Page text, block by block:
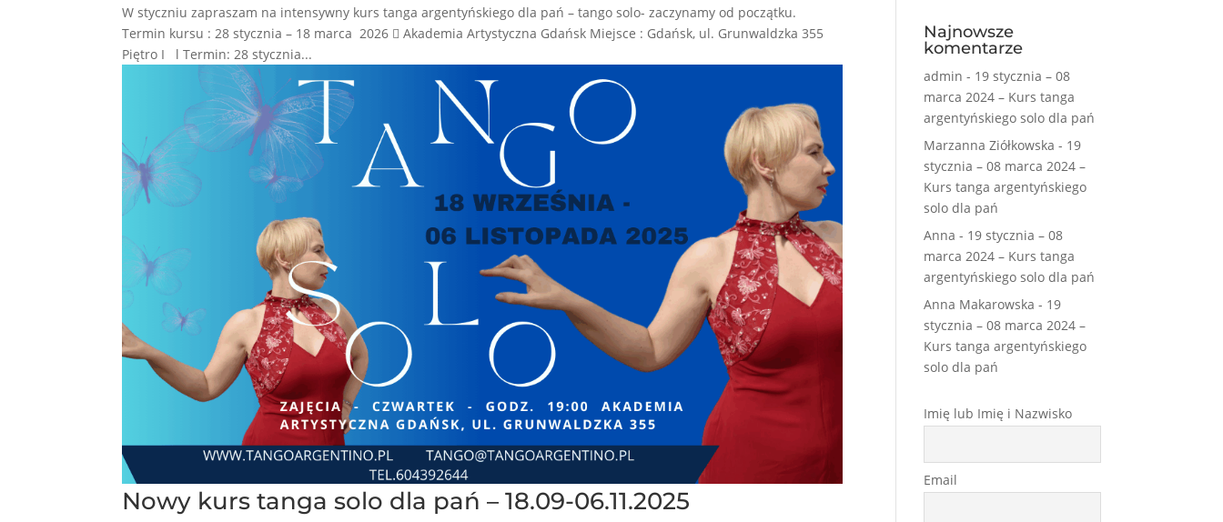
W styczniu zapraszam na intensywny kurs tanga argentyńskiego dla pań – tango solo- zaczynamy od początku.
Termin kursu : 28 stycznia – 18 marca 2026  Akademia Artystyczna Gdańsk Miejsce : Gdańsk, ul. Grunwaldzka 355
Piętro I l Termin: 28 stycznia...
Nowy kurs tanga solo dla pań – 18.09-06.11.2025
Najnowsze
komentarze
admin - 19 stycznia – 08
marca 2024 – Kurs tanga
argentyńskiego solo dla pań
Marzanna Ziółkowska - 19
stycznia – 08 marca 2024 –
Kurs tanga argentyńskiego
solo dla pań
Anna - 19 stycznia – 08
marca 2024 – Kurs tanga
argentyńskiego solo dla pań
Anna Makarowska - 19
stycznia – 08 marca 2024 –
Kurs tanga argentyńskiego
solo dla pań
Imię lub Imię i Nazwisko
Email